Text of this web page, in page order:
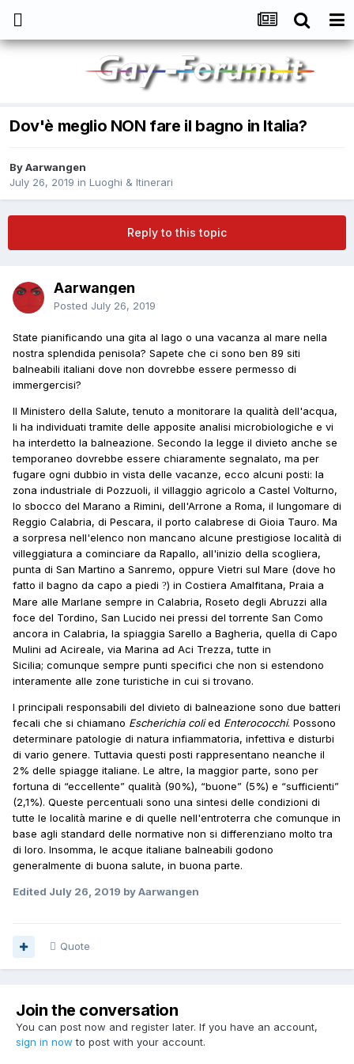
Dov'è meglio NON fare il bagno in Italia?
ByAarwangen
July 26, 2019 in Luoghi & Itinerari
Reply to this topic
Aarwangen
Posted July 26, 2019
State pianificando una gita al lago o una vacanza al mare nella
nostra splendida penisola? Sapete che ci sono ben 89 siti
balneabili italiani dove non dovrebbe essere permesso di
immergercisi?
Il Ministero della Salute, tenuto a monitorare la qualità dell'acqua,
li ha individuati tramite delle apposite analisi microbiologiche e vi
ha interdetto la balneazione. Secondo la legge il divieto anche se
temporaneo dovrebbe essere chiaramente segnalato, ma per
fugare ogni dubbio in vista delle vacanze, ecco alcuni posti: la
zona industriale di Pozzuoli, il villaggio agricolo a Castel Volturno,
lo sbocco del Marano a Rimini, dell'Arrone a Roma, il lungomare di
Reggio Calabria, di Pescara, il porto calabrese di Gioia Tauro. Ma
a sorpresa nell'elenco non mancano alcune prestigiose località di
villeggiatura a cominciare da Rapallo, all'inizio della scogliera,
punta di San Martino a Sanremo, oppure Vietri sul Mare (dove ho
fatto il bagno da capo a piedi ?) in Costiera Amalfitana, Praia a
Mare alle Marlane sempre in Calabria, Roseto degli Abruzzi alla
foce del Tordino, San Lucido nei pressi del torrente San Como
ancora in Calabria, la spiaggia Sarello a Bagheria, quella di Capo
Mulini ad Acireale, via Marina ad Aci Trezza, tutte in
Sicilia; comunque sempre punti specifici che non si estendono
interamente alle zone turistiche in cui si trovano.
I principali responsabili del divieto di balneazione sono due batteri
fecali che si chiamano Escherichia colied Enterococchi. Possono
determinare patologie di natura infiammatoria, infettiva e disturbi
di vario genere. Tuttavia questi posti rappresentano neanche il
2% delle spiagge italiane. Le altre, la maggior parte, sono per
fortuna di “eccellente” qualità (90%), “buone” (5%) e “sufficienti”
(2,1%). Queste percentuali sono una sintesi delle condizioni di
tutte le località marine e di quelle nell'entroterra che comunque in
base agli standard delle normative non si differenziano molto tra
di loro. Insomma, le acque italiane balneabili godono
generalmente di buona salute, in buona parte.
Edited July 26, 2019 by Aarwangen
Quote
Join the conversation
You can post now and register later. If you have an account,
sign in now to post with your account.